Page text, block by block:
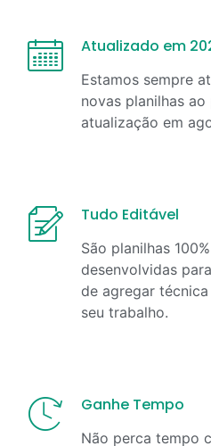
Atualizado em
Estamos sempre
novas planilhas
atualização em
Tudo Editável
São planilhas
desenvolvidas
de agregar
seu trabalho.
Ganhe Tempo
Não perca tempo